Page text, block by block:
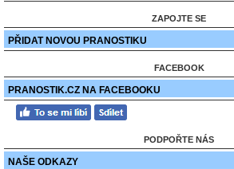
ZAPOJTE SE
PŘIDAT NOVOU PRANOSTIKU
FACEBOOK
PRANOSTIK.CZ NA FACEBOOKU
PODPOŘTE NÁS
NAŠE ODKAZY